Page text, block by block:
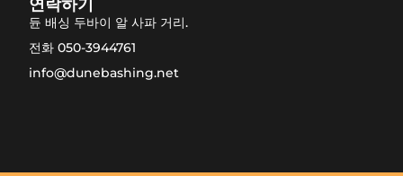
듄 배싱 두바이 알 사파 거리.
전화 050-3944761
info@dunebashing.net